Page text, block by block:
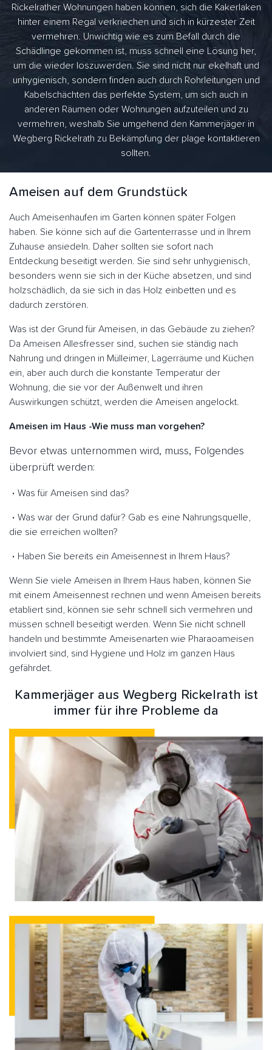
Rickelrather Wohnungen haben können, sich die Kakerlaken
hinter einem Regal verkriechen und sich in kürzester Zeit
vermehren. Unwichtig wie es zum Befall durch die
Schädlinge gekommen ist, muss schnell eine Lösung her,
um die wieder loszuwerden. Sie sind nicht nur ekelhaft und
unhygienisch, sondern finden auch durch Rohrleitungen und
Kabelschächten das perfekte System, um sich auch in
anderen Räumen oder Wohnungen aufzuteilen und zu
vermehren, weshalb Sie umgehend den Kammerjäger in
Wegberg Rickelrath zu Bekämpfung der plage kontaktieren
sollten.
Ameisen auf dem Grundstück
Auch Ameisenhaufen im Garten können später Folgen
haben. Sie könne sich auf die Gartenterrasse und in Ihrem
Zuhause ansiedeln. Daher sollten sie sofort nach
Entdeckung beseitigt werden. Sie sind sehr unhygienisch,
besonders wenn sie sich in der Küche absetzen, und sind
holzschädlich, da sie sich in das Holz einbetten und es
dadurch zerstören.
Was ist der Grund für Ameisen, in das Gebäude zu ziehen?
Da Ameisen Allesfresser sind, suchen sie ständig nach
Nahrung und dringen in Mülleimer, Lagerräume und Küchen
ein, aber auch durch die konstante Temperatur der
Wohnung, die sie vor der Außenwelt und ihren
Auswirkungen schützt, werden die Ameisen angelockt.
Ameisen im Haus -Wie muss man vorgehen?
Bevor etwas unternommen wird, muss, Folgendes
überprüft werden:
Was für Ameisen sind das?
Was war der Grund dafür? Gab es eine Nahrungsquelle,
die sie erreichen wollten?
Haben Sie bereits ein Ameisennest in Ihrem Haus?
Wenn Sie viele Ameisen in Ihrem Haus haben, können Sie
mit einem Ameisennest rechnen und wenn Ameisen bereits
etabliert sind, können sie sehr schnell sich vermehren und
müssen schnell beseitigt werden. Wenn Sie nicht schnell
handeln und bestimmte Ameisenarten wie Pharaoameisen
involviert sind, sind Hygiene und Holz im ganzen Haus
gefährdet.
Kammerjäger aus Wegberg Rickelrath ist
immer für ihre Probleme da